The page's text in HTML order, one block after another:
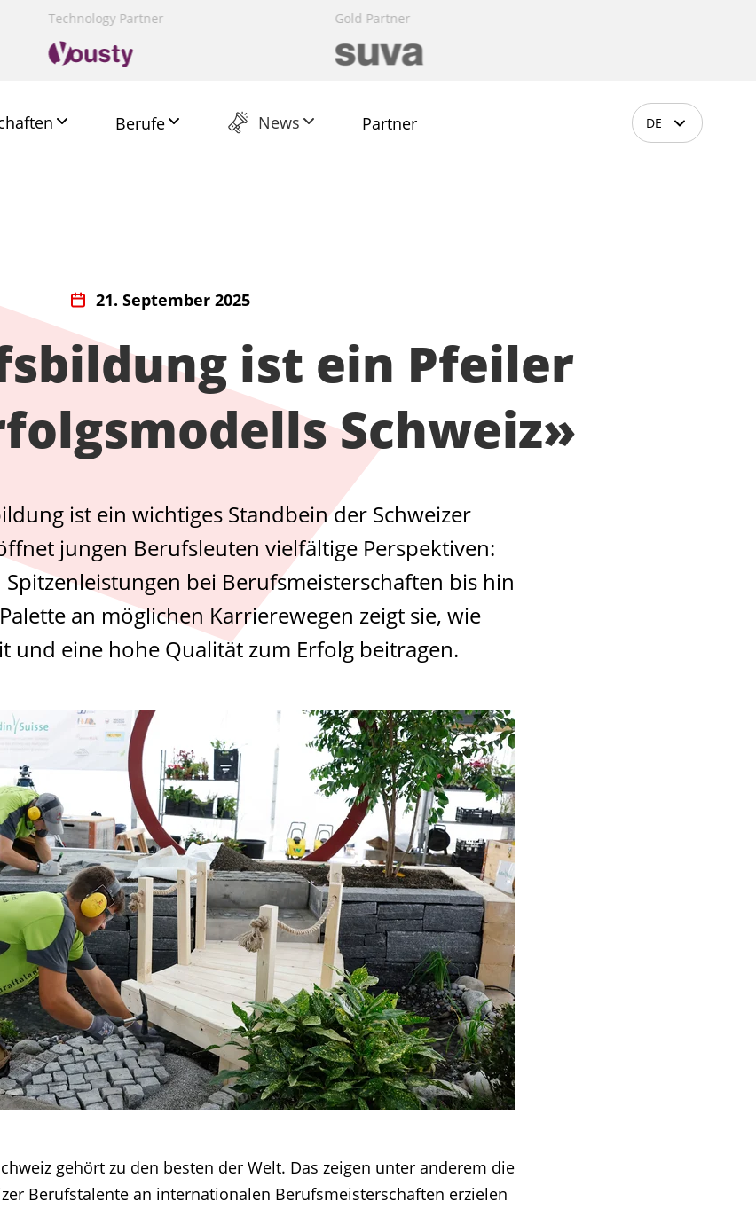
Partner Host Partner
Technology Partner Gold Partner
Berufe News Partner DE
21. September 2025
ist ein Pfeiler
Schweiz»
ist ein wichtiges Standbein der Schweizer
jungen Berufsleuten vielfältige Perspektiven:
bei Berufsmeisterschaften bis hin
an möglichen Karrierewegen zeigt sie, wie
und eine hohe Qualität zum Erfolg beitragen.
gehört zu den besten der Welt. Das zeigen unter anderem die
Berufstalente an internationalen Berufsmeisterschaften erzielen